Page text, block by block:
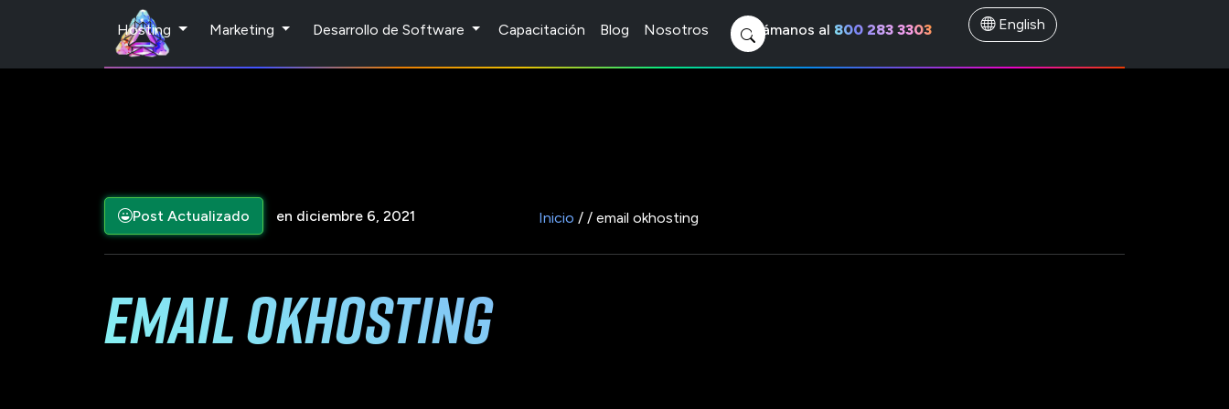
Hosting Marketing Desarrollo de Software Capacitación Blog Nosotros Llámanos al 800 283 3303 English
Post Actualizado en diciembre 6, 2021 Inicio / / email okhosting
email okhosting